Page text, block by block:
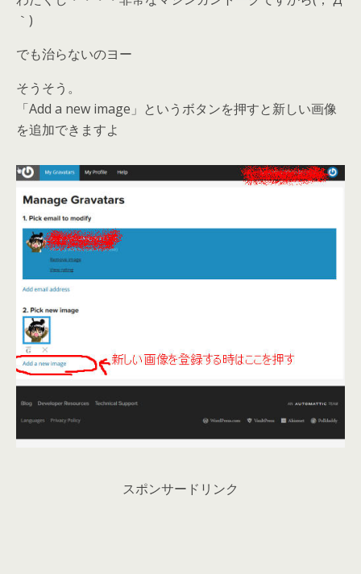
｀)
でも治らないのヨー
そうそう。
「Add a new image」というボタンを押すと新しい画像
を追加できますよ
スポンサードリンク